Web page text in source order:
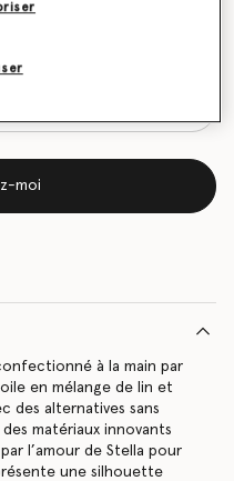
moi
à la main par
en mélange de lin et
des alternatives sans
matériaux innovants
l’amour de Stella pour
une silhouette